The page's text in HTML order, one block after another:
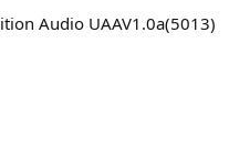
Audio UAAV1.0a(5013)